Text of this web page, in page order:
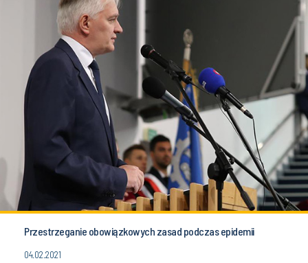
Przestrzeganie obowiązkowych zasad podczas epidemii
04.02.2021